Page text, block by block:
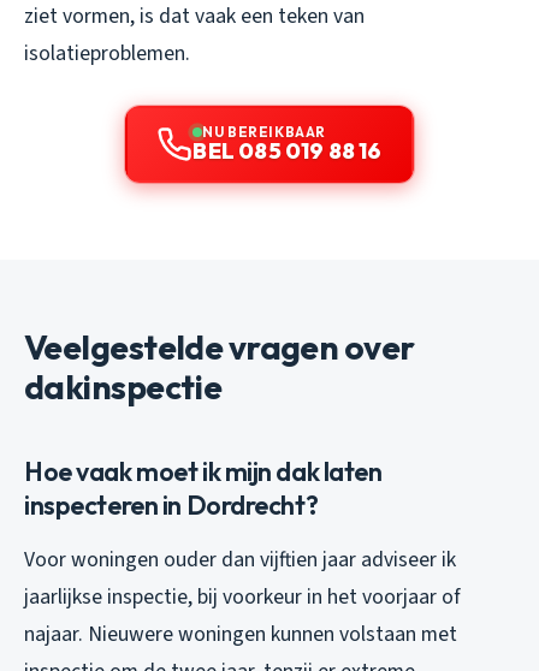
ziet vormen, is dat vaak een teken van
isolatieproblemen.
NU BEREIKBAAR
BEL 085 019 88 16
Veelgestelde vragen over
dakinspectie
Hoe vaak moet ik mijn dak laten
inspecteren in Dordrecht?
Voor woningen ouder dan vijftien jaar adviseer ik
jaarlijkse inspectie, bij voorkeur in het voorjaar of
najaar. Nieuwere woningen kunnen volstaan met